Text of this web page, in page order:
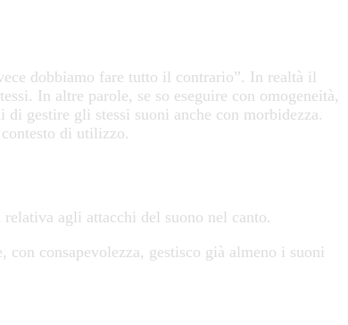
dobbiamo fare tutto il contrario”. In realtà il
In altre parole, se so eseguire con omogeneità,
gestire gli stessi suoni anche con morbidezza.
di utilizzo.
agli attacchi del suono nel canto.
consapevolezza, gestisco già almeno i suoni